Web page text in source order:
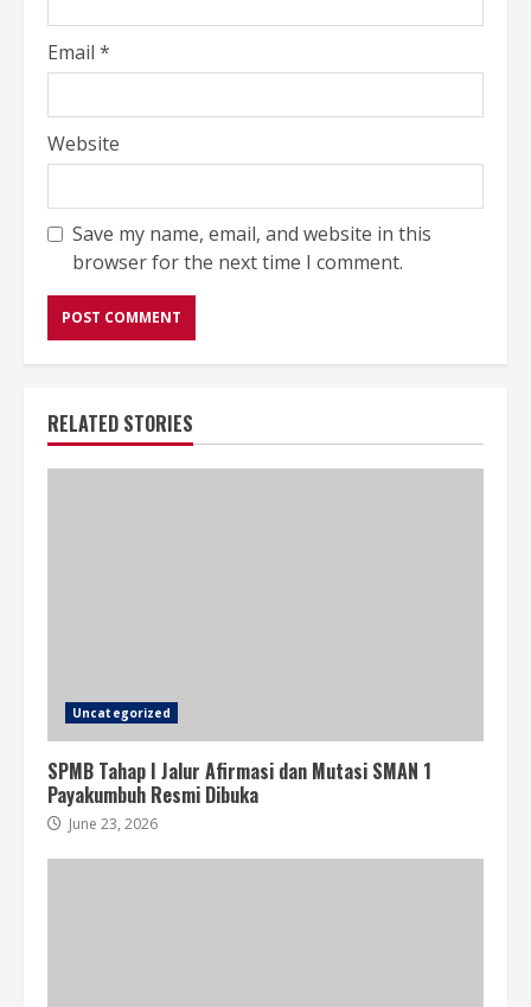
Email *
Website
Save my name, email, and website in this
browser for the next time I comment.
RELATED STORIES
Uncategorized
SPMB Tahap I Jalur Afirmasi dan Mutasi SMAN 1
Payakumbuh Resmi Dibuka
June 23, 2026